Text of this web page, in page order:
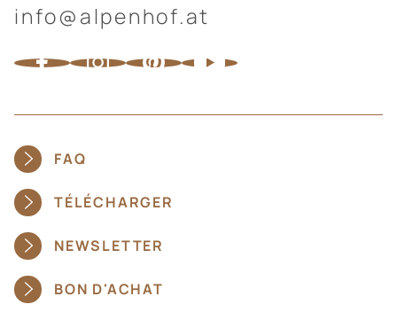
info@alpenhof.at
FAQ
TÉLÉCHARGER
NEWSLETTER
BON D'ACHAT